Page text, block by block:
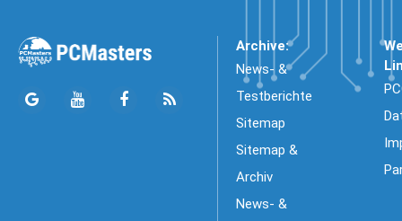
Archive:
News- &
Testberichte
Sitemap
Sitemap &
Archiv
News- &